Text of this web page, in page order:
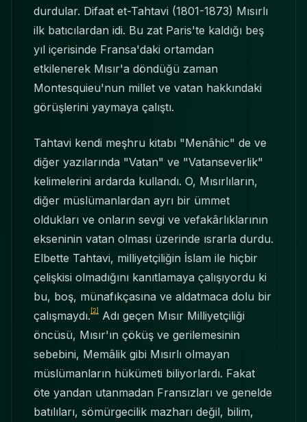
durdular. Difaat et-Tahtavi (1801-1873) Mısırlı
ilk batıcılardan idi. Bu zat Paris'te kaldığı beş
yıl içerisinde Fransa'daki ortamdan
etkilenerek Mısır'a döndüğü zaman
Montesquieu'nun millet ve vatan hakkındaki
görüşlerini yaymaya çalıştı.
Tahtavi kendi meşhru kitabı "Menâhic" de ve
diğer yazılarında "Vatan" ve "Vatanseverlik"
kelimelerini ardarda kullandı. O, Mısırlıların,
diğer müslümanlardan ayrı bir ümmet
oldukları ve onların sevgi ve vefakârlıklarının
ekseninin vatan olması üzerinde ısrarla durdu.
Elbette Tahtavi, milliyetçiliğin İslam ile hiçbir
çelişkisi olmadığını kanıtlamaya çalışıyordu ki
bu, boş, münafıkçasına ve aldatmaca dolu bir
çalışmaydı. [2]
Adı geçen Mısır Milliyetçiliği
öncüsü, Mısır'ın çöküş ve gerilemesinin
sebebini, Memâlik gibi Mısırlı olmayan
müslümanların hükümeti biliyorlardı. Fakat
öte yandan utanmadan Fransızları ve genelde
batılıları, sömürgecilik mazharı değil, bilim,